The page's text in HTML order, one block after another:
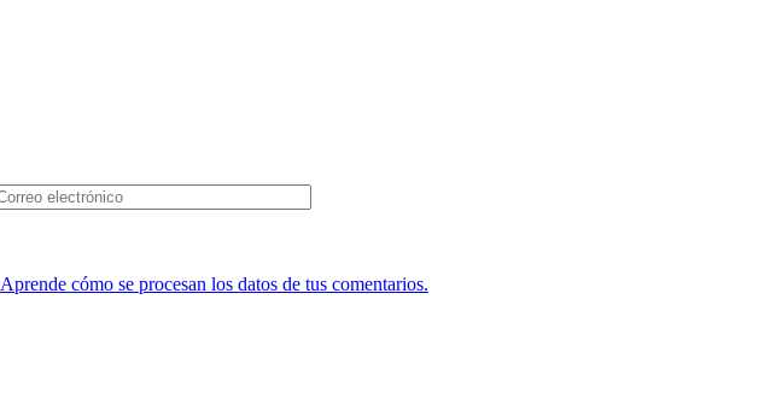
Aprende cómo se procesan los datos de tus comentarios.